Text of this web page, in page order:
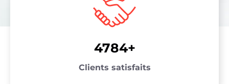
4784+
Clients satisfaits